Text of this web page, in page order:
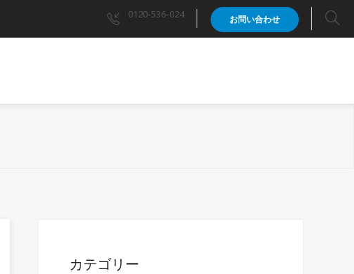
0120-536-024 お問い合わせ
カテゴリー